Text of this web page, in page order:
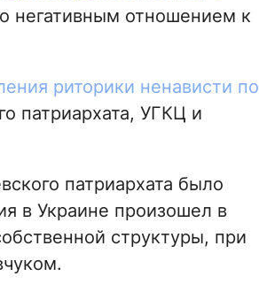
негативным отношением к
риторики ненависти по
патриархата, УГКЦ и
патриархата было
в Украине произошел в
структуры, при